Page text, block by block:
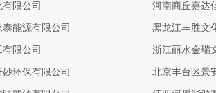
限公司 河南商丘嘉达
能源有限公司 黑龙江丰胜文
限公司 浙江丽水金瑞
环保有限公司 北京丰台区景